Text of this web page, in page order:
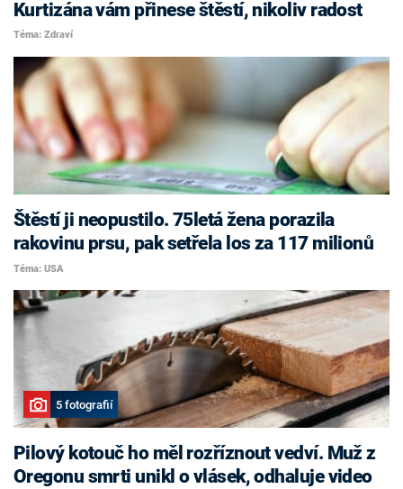
Kurtizána vám přinese štěstí, nikoliv radost
Téma: Zdraví
Štěstí ji neopustilo. 75letá žena porazila
rakovinu prsu, pak setřela los za 117 milionů
Téma: USA
5 fotografií
Pilový kotouč ho měl rozříznout vedví. Muž z
Oregonu smrti unikl o vlásek, odhaluje video